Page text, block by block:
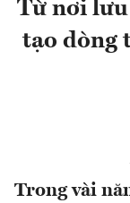
Từ nơi
tạo dòng
Trong vài